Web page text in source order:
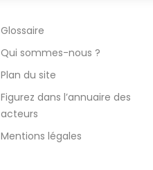
Glossaire
Qui sommes-nous ?
Plan du site
Figurez dans l’annuaire des
acteurs
Mentions légales